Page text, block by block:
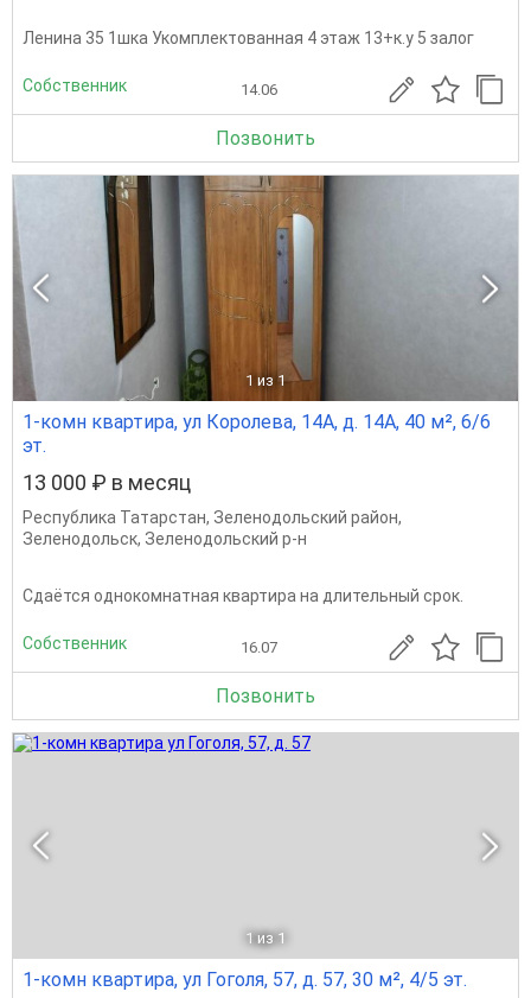
Ленина 35 1шка Укомплектованная 4 этаж 13+к.у 5 залог
Собственник 14.06
Позвонить
1 из 1
1-комн квартира, ул Королева, 14А, д. 14А, 40 м², 6/6
эт.
13 000 ₽ в месяц
Республика Татарстан, Зеленодольский район,
Зеленодольск, Зеленодольский р-н
Сдаётся однокомнатная квартира на длительный срок.
Собственник 16.07
Позвонить
1 из 1
1-комн квартира, ул Гоголя, 57, д. 57, 30 м², 4/5 эт.